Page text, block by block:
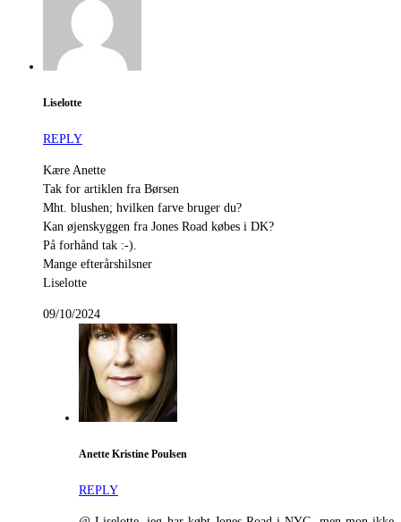
Liselotte
REPLY
Kære Anette
Tak for artiklen fra Børsen
Mht. blushen; hvilken farve bruger du?
Kan øjenskyggen fra Jones Road købes i DK?
På forhånd tak :-).
Mange efterårshilsner
Liselotte
09/10/2024
Anette Kristine Poulsen
REPLY